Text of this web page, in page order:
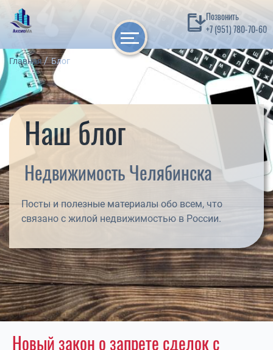
Позвонить
+7 (951) 780-70-60
Главная Блог
Наш блог
Недвижимость Челябинска
Посты и полезные материалы обо всем, что
связано с жилой недвижимостью в России.
Новый закон о запрете сделок с